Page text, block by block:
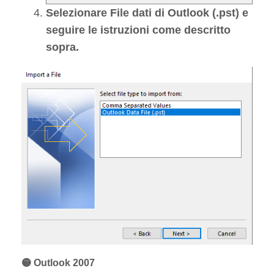
Selezionare File dati di Outlook (.pst) e
seguire le istruzioni come descritto
sopra.
🟡 Outlook 2007